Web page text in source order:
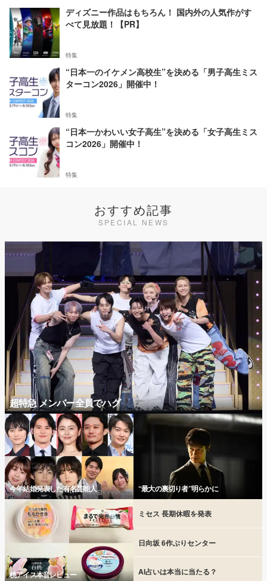
ディズニー作品はもちろん！ 国内外の人気作がす
べて見放題！【PR】
特集
“日本一のイケメン高校生”を決める「男子高生ミス
ターコン2026」開催中！
特集
“日本一かわいい女子高生”を決める「女子高生ミス
コン2026」開催中！
特集
おすすめ記事
SPECIAL NEWS
超特急 メンバー全員でハグ
今年結婚発表した有名芸能人 “最大の裏切り者”明らかに
桃アイス本音レビュー
ミセス 長期休暇を発表
日向坂 6作ぶりセンター
AI占いは本当に当たる？